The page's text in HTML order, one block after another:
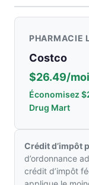
PHARMACIE
Costco
$26.49/
Économisez
Drug Mart
Crédit d’impôt
d’ordonnance
crédit d’impôt